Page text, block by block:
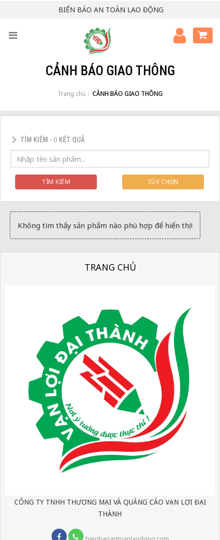
BIỂN BÁO AN TOÀN LAO ĐỘNG
CẢNH BÁO GIAO THÔNG
Trang chủ / CẢNH BÁO GIAO THÔNG
TÌM KIẾM - 0 KẾT QUẢ
TÌM KIẾM TÙY CHỌN
Không tìm thấy sản phẩm nào phù hợp để hiển thị!
TRANG CHỦ
CÔNG TY TNHH THƯƠNG MẠI VÀ QUẢNG CÁO VẠN LỢI ĐẠI
THÀNH